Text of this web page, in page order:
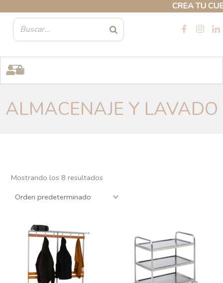
CREA TU
contenido
ALMACENAJE Y LAVADO
Mostrando los 8 resultados